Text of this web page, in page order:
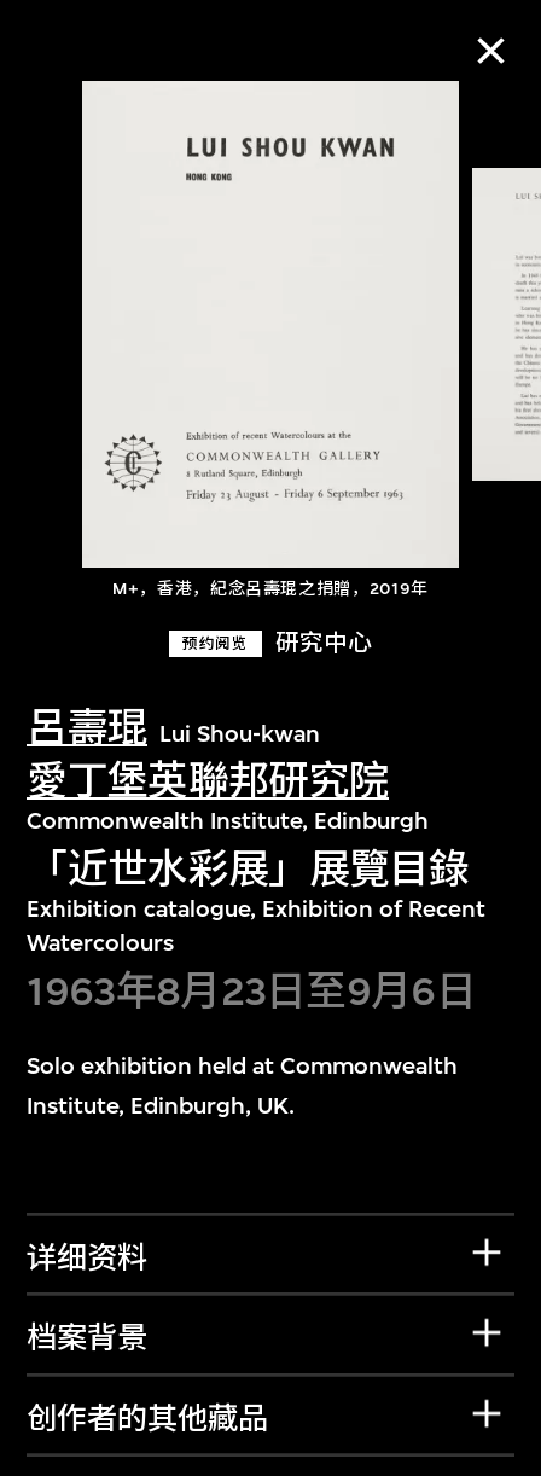
M+，香港，紀念呂壽琨之捐贈，2019年
预约阅览 研究中心
呂壽琨 Lui Shou-kwan
愛丁堡英聯邦研究院
Commonwealth Institute, Edinburgh
「近世水彩展」展覽目錄
Exhibition catalogue, Exhibition of Recent
Watercolours
1963年8月23日至9月6日
Solo exhibition held at Commonwealth
Institute, Edinburgh, UK.
详细资料
档案背景
创作者的其他藏品
M+藏品
探索世界顶级的二十及二十一世纪视觉
文化藏品。